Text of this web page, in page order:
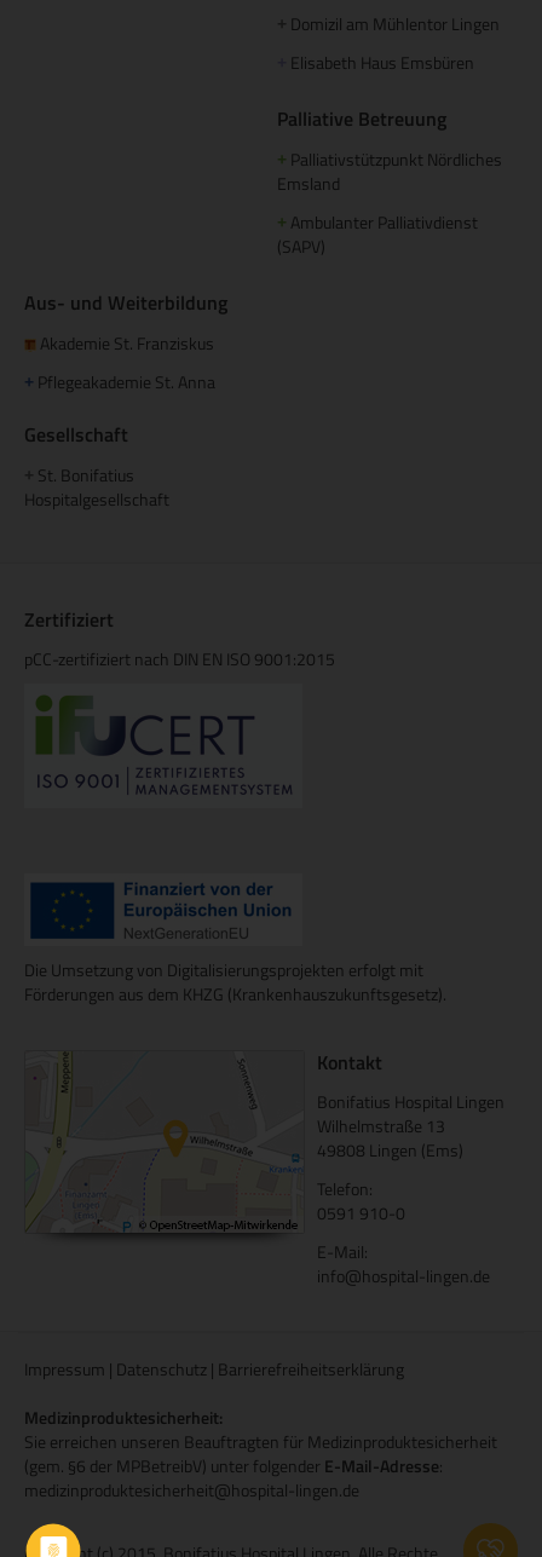
Domizil am Mühlentor Lingen
Elisabeth Haus Emsbüren
Palliative Betreuung
+ Palliativstützpunkt Nördliches
Emsland
+ Ambulanter Palliativdienst
(SAPV)
Aus- und Weiterbildung
Akademie St. Franziskus
+ Pflegeakademie St. Anna
Gesellschaft
St. Bonifatius
Hospitalgesellschaft
Zertifiziert
pCC-zertifiziert nach DIN EN ISO 9001:2015
Die Umsetzung von Digitalisierungsprojekten erfolgt mit
Förderungen aus dem KHZG (Krankenhauszukunftsgesetz).
Kontakt
Bonifatius Hospital Lingen
Wilhelmstraße 13
49808 Lingen (Ems)
Telefon:
0591 910-0
E-Mail:
info@hospital-lingen.de
Impressum | Datenschutz| Barrierefreiheitserklärung
Medizinproduktesicherheit:
Sie erreichen unseren Beauftragten für Medizinproduktesicherheit
(gem. §6 der MPBetreibV) unter folgender E-Mail-Adresse:
medizinproduktesicherheit@hospital-lingen.de